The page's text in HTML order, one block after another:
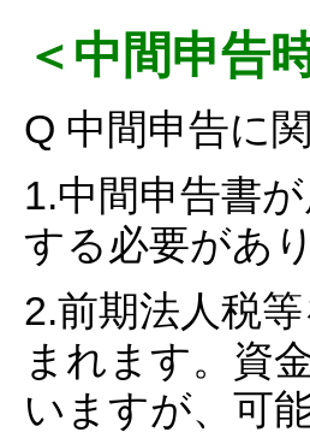
＜中間申告
Q 中間申告に
1.中間申告書
する必要があ
2.前期法人税
まれます。資
いますが、可